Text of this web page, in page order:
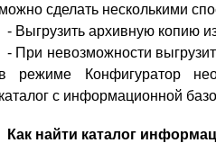
сделать несколькими
- Выгрузить архивную копию
- При невозможности
режиме Конфигуратор
с информационной
Как найти каталог